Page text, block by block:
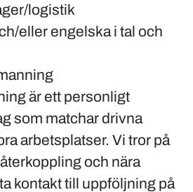
logistik
eller engelska i tal och
är ett personligt
som matchar drivna
arbetsplatser. Vi tror på
och nära
kontakt till uppföljning på